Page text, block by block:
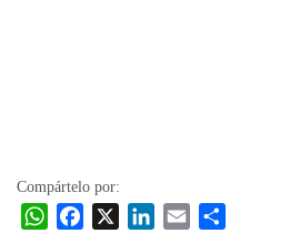
Compártelo por:
W